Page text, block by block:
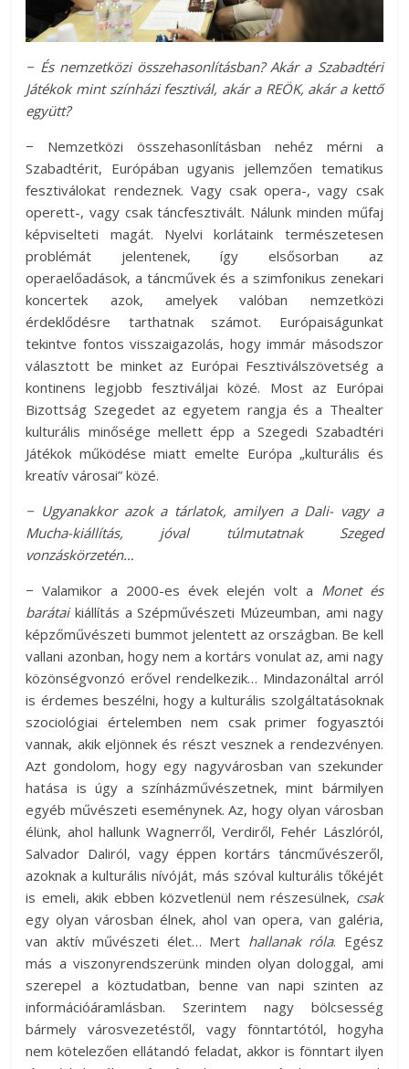
− És nemzetközi összehasonlításban? Akár a Szabadtéri
Játékok mint színházi fesztivál, akár a REÖK, akár a kettő
együtt?
− Nemzetközi összehasonlításban nehéz mérni a
Szabadtérit, Európában ugyanis jellemzően tematikus
fesztiválokat rendeznek. Vagy csak opera-, vagy csak
operett-, vagy csak táncfesztivált. Nálunk minden műfaj
képviselteti magát. Nyelvi korlátaink természetesen
problémát jelentenek, így elsősorban az
operaelőadások, a táncművek és a szimfonikus zenekari
koncertek azok, amelyek valóban nemzetközi
érdeklődésre tarthatnak számot. Európaiságunkat
tekintve fontos visszaigazolás, hogy immár másodszor
választott be minket az Európai Fesztiválszövetség a
kontinens legjobb fesztiváljai közé. Most az Európai
Bizottság Szegedet az egyetem rangja és a Thealter
kulturális minősége mellett épp a Szegedi Szabadtéri
Játékok működése miatt emelte Európa „kulturális és
kreatív városai” közé.
− Ugyanakkor azok a tárlatok, amilyen a Dali- vagy a
Mucha-kiállítás, jóval túlmutatnak Szeged
vonzáskörzetén…
− Valamikor a 2000-es évek elején volt a Monet és
barátaikiállítás a Szépművészeti Múzeumban, ami nagy
képzőművészeti bummot jelentett az országban. Be kell
vallani azonban, hogy nem a kortárs vonulat az, ami nagy
közönségvonzó erővel rendelkezik… Mindazonáltal arról
is érdemes beszélni, hogy a kulturális szolgáltatásoknak
szociológiai értelemben nem csak primer fogyasztói
vannak, akik eljönnek és részt vesznek a rendezvényen.
Azt gondolom, hogy egy nagyvárosban van szekunder
hatása is úgy a színházművészetnek, mint bármilyen
egyéb művészeti eseménynek. Az, hogy olyan városban
élünk, ahol hallunk Wagnerről, Verdiről, Fehér Lászlóról,
Salvador Daliról, vagy éppen kortárs táncművészeről,
azoknak a kulturális nívóját, más szóval kulturális tőkéjét
is emeli, akik ebben közvetlenül nem részesülnek, csak
egy olyan városban élnek, ahol van opera, van galéria,
van aktív művészeti élet… Mert hallanak róla. Egész
más a viszonyrendszerünk minden olyan dologgal, ami
szerepel a köztudatban, benne van napi szinten az
információáramlásban. Szerintem nagy bölcsesség
bármely városvezetéstől, vagy fönntartótól, hogyha
nem kötelezően ellátandó feladat, akkor is fönntart ilyen